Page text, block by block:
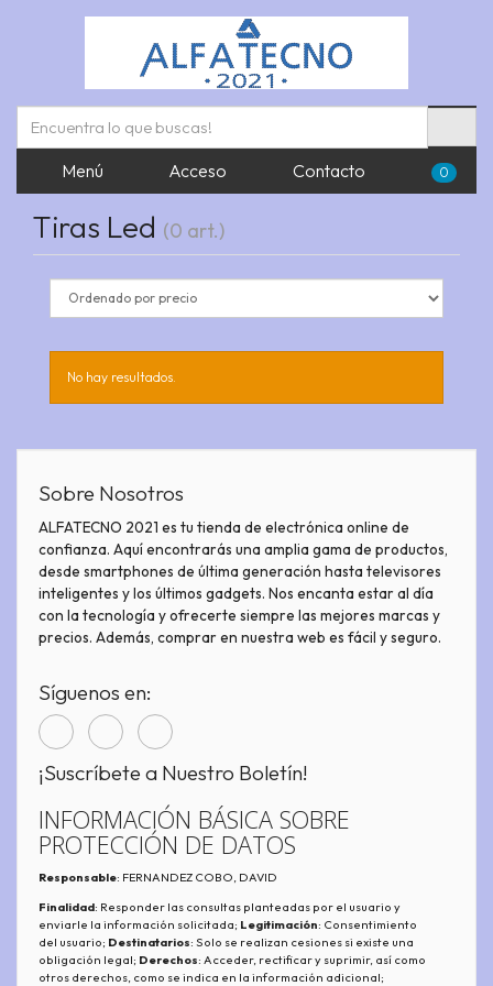
Menú Acceso Contacto 0
Tiras Led (0 art.)
No hay resultados.
Sobre Nosotros
ALFATECNO 2021 es tu tienda de electrónica online de
confianza. Aquí encontrarás una amplia gama de productos,
desde smartphones de última generación hasta televisores
inteligentes y los últimos gadgets. Nos encanta estar al día
con la tecnología y ofrecerte siempre las mejores marcas y
precios. Además, comprar en nuestra web es fácil y seguro.
Síguenos en:
¡Suscríbete a Nuestro Boletín!
INFORMACIÓN BÁSICA SOBRE
PROTECCIÓN DE DATOS
Responsable: FERNANDEZ COBO, DAVID
Finalidad: Responder las consultas planteadas por el usuario y
enviarle la información solicitada; Legitimación: Consentimiento
del usuario; Destinatarios: Solo se realizan cesiones si existe una
obligación legal; Derechos: Acceder, rectificar y suprimir, así como
otros derechos, como se indica en la información adicional;